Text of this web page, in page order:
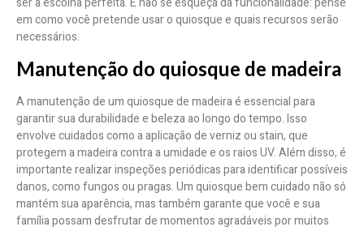
em como você pretende usar o quiosque e quais recursos serão
necessários.
Manutenção do quiosque de madeira
A manutenção de um quiosque de madeira é essencial para
garantir sua durabilidade e beleza ao longo do tempo. Isso
envolve cuidados como a aplicação de verniz ou stain, que
protegem a madeira contra a umidade e os raios UV. Além disso, é
importante realizar inspeções periódicas para identificar possíveis
danos, como fungos ou pragas. Um quiosque bem cuidado não só
mantém sua aparência, mas também garante que você e sua
família possam desfrutar de momentos agradáveis por muitos